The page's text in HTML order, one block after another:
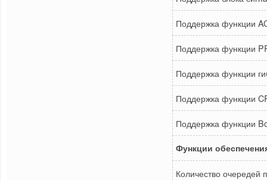
Поддержка функции
Поддержка функции
Поддержка функции
Поддержка функции
Поддержка функции
Функции
Количество очередей